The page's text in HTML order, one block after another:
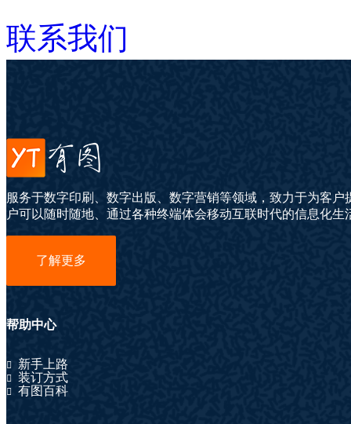
联系我们
服务于数字印刷、数字出版、数字营销等领域，致力于为客
户可以随时随地、通过各种终端体会移动互联时代的信息化生
了解更多
帮助中心
新手上路
装订方式
有图百科